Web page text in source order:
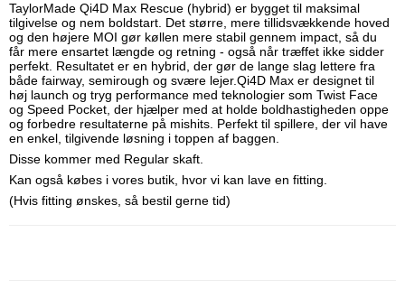
TaylorMade Qi4D Max Rescue (hybrid) er bygget til maksimal
tilgivelse og nem boldstart. Det større, mere tillidsvækkende hoved
og den højere MOI gør køllen mere stabil gennem impact, så du
får mere ensartet længde og retning - også når træffet ikke sidder
perfekt. Resultatet er en hybrid, der gør de lange slag lettere fra
både fairway, semirough og svære lejer.Qi4D Max er designet til
høj launch og tryg performance med teknologier som Twist Face
og Speed Pocket, der hjælper med at holde boldhastigheden oppe
og forbedre resultaterne på mishits. Perfekt til spillere, der vil have
en enkel, tilgivende løsning i toppen af baggen.
Disse kommer med Regular skaft.
Kan også købes i vores butik, hvor vi kan lave en fitting.
(Hvis fitting ønskes, så bestil gerne tid)